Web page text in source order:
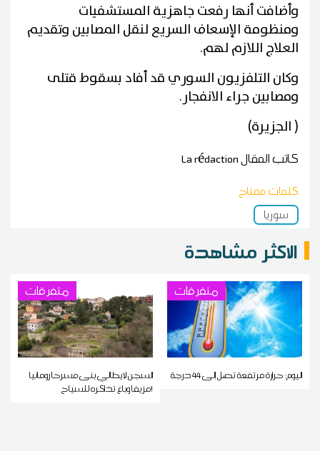
وأضافت أنها رفعت جاهزية المستشفيات
ومنظومة الإسعاف السريع لنقل المصابين وتقديم
العلاج اللازم لهم.
وكان التلفزيون السوري قد أفاد بسقوط قتلى
ومصابين جراء الانفجار.
( الجزيرة)
كاتب المقالLa rédaction
كلمات مفتاح
سوريا
الاكثر مشاهدة
متفرقات
اليوم: حرارة مرتفعة تصل إلى 44 درجة
متفرقات
السجن لإيطالي بنى مسرحا رومانيا
مزيفا وباع تذاكره للسياح!